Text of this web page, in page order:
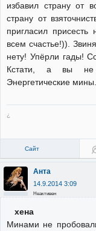
избавил страну от
страну от
пригласил
всем счастье!)).
нету! Упёрли гады!
Кстати, а вы не
Энергетические мины.
¿
Сайт
Анта
14.9.2014 3:09
Неактивен
хена
Минами не